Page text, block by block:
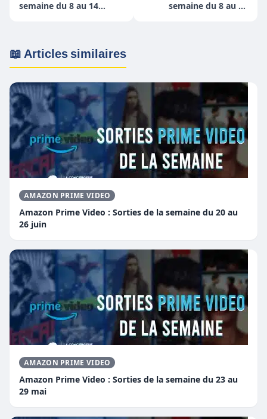
semaine du 8 au 14
semaine du 8 au 14
📖 Articles similaires
AMAZON PRIME VIDEO
Amazon Prime Video : Sorties de la semaine du 20 au
26 juin
AMAZON PRIME VIDEO
Amazon Prime Video : Sorties de la semaine du 23 au
29 mai